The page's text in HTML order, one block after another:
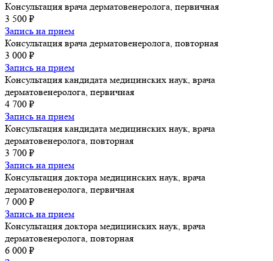
Консультация врача дерматовенеролога, первичная
3 500 ₽
Запись на прием
Консультация врача дерматовенеролога, повторная
3 000 ₽
Запись на прием
Консультация кандидата медицинских наук, врача
дерматовенеролога, первичная
4 700 ₽
Запись на прием
Консультация кандидата медицинских наук, врача
дерматовенеролога, повторная
3 700 ₽
Запись на прием
Консультация доктора медицинских наук, врача
дерматовенеролога, первичная
7 000 ₽
Запись на прием
Консультация доктора медицинских наук, врача
дерматовенеролога, повторная
6 000 ₽